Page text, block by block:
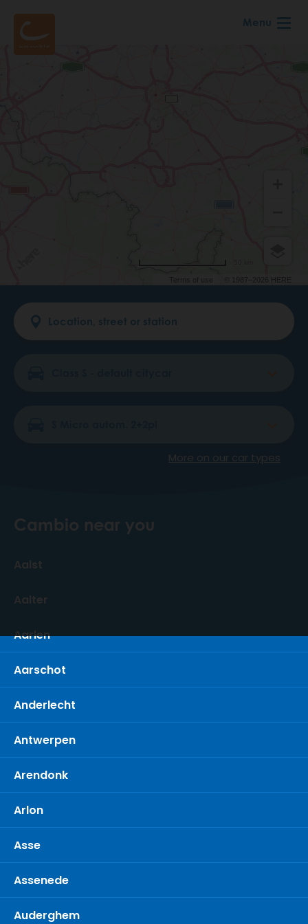
Menu
More on our car types
Cambio near you
Aalst
Aalter
Aarlen
Aarschot
Anderlecht
Antwerpen
Arendonk
Arlon
Asse
Assenede
Auderghem